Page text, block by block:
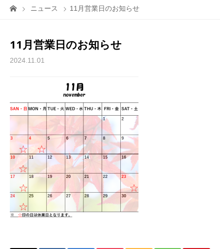
ニュース 11月営業日のお知らせ
11月営業日のお知らせ
2024.11.01